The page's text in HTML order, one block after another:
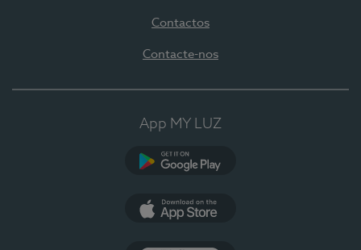
Contactos
Contacte-nos
App MY LUZ